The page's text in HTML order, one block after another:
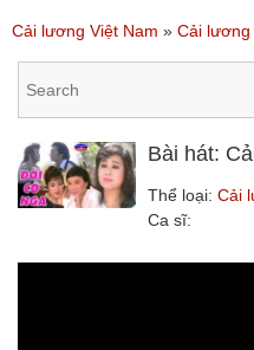
Cải lương Việt Nam » Cải lương
Bài hát:
Thể loại:Cải
Ca sĩ: